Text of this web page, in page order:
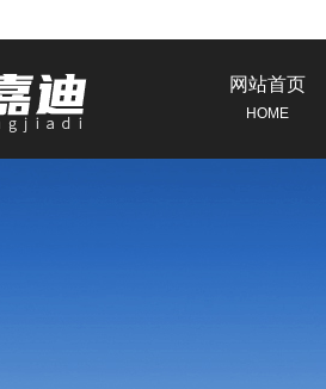
网站首页
HOME